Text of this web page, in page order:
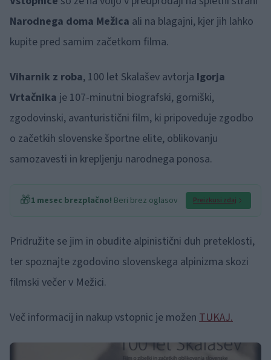
Narodnega doma Mežica ali na blagajni, kjer jih lahko
kupite pred samim začetkom filma.
Viharnik z roba, 100 let Skalašev avtorja Igorja
Vrtačnika je 107-minutni biografski, gorniški,
zgodovinski, avanturistični film, ki pripoveduje zgodbo
o začetkih slovenske športne elite, oblikovanju
samozavesti in krepljenju narodnega ponosa.
🎁1 mesec brezplačno! Beri brez oglasov Preizkusi zdaj
Pridružite se jim in obudite alpinistični duh preteklosti,
ter spoznajte zgodovino slovenskega alpinizma skozi
filmski večer v Mežici.
Več informacij in nakup vstopnic je možen TUKAJ.